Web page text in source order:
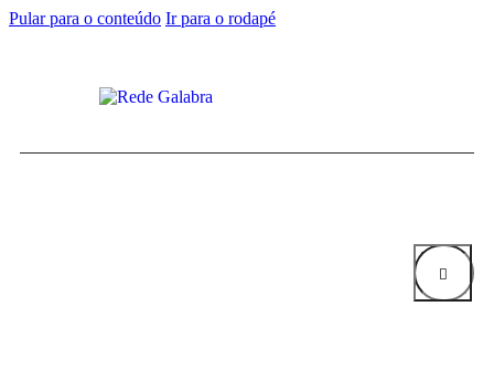
Pular para o conteúdo Ir para o rodapé